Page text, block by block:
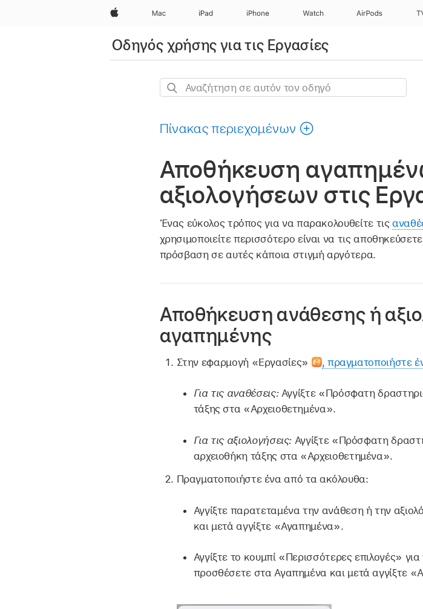
Apple Mac iPad iPhone Watch AirPods
Οδηγός χρήσης για τις Εργασίες
Αναζήτηση
τον
Πίνακας περιεχομένων
Αποθήκευση
αξιολογήσεων στις
Ένας εύκολος τρόπος για να παρακολουθείτε τις
χρησιμοποιείτε περισσότερο είναι να τις
πρόσβαση σε αυτές κάποια στιγμή αργότερα.
Αποθήκευση ανάθεσης ή
αγαπημένης
Στην εφαρμογή «Εργασίες» , πραγματοποιήστε
Για τις αναθέσεις: Αγγίξτε «Πρόσφατη
τάξης στα «Αρχειοθετημένα».
Για τις αξιολογήσεις: Αγγίξτε «Πρόσφατη
αρχειοθήκη τάξης στα «Αρχειοθετημένα».
Πραγματοποιήστε ένα από τα ακόλουθα:
Αγγίξτε παρατεταμένα την ανάθεση ή την
και μετά αγγίξτε «Αγαπημένα».
Αγγίξτε το κουμπί «Περισσότερες επιλογές»
προσθέσετε στα Αγαπημένα και μετά αγγίξτε